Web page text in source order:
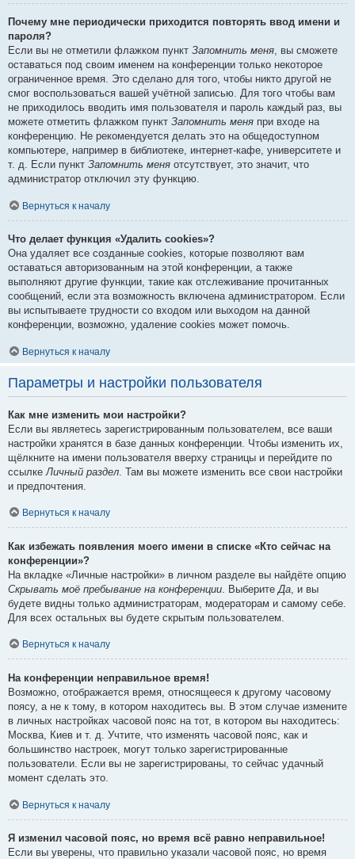
Почему мне периодически приходится повторять ввод имени и
пароля?
Если вы не отметили флажком пункт Запомнить меня, вы сможете
оставаться под своим именем на конференции только некоторое
ограниченное время. Это сделано для того, чтобы никто другой не
смог воспользоваться вашей учётной записью. Для того чтобы вам
не приходилось вводить имя пользователя и пароль каждый раз, вы
можете отметить флажком пункт Запомнить меня при входе на
конференцию. Не рекомендуется делать это на общедоступном
компьютере, например в библиотеке, интернет-кафе, университете и
т. д. Если пункт Запомнить меня отсутствует, это значит, что
администратор отключил эту функцию.
Вернуться к началу
Что делает функция «Удалить cookies»?
Она удаляет все созданные cookies, которые позволяют вам
оставаться авторизованным на этой конференции, а также
выполняют другие функции, такие как отслеживание прочитанных
сообщений, если эта возможность включена администратором. Если
вы испытываете трудности со входом или выходом на данной
конференции, возможно, удаление cookies может помочь.
Вернуться к началу
Параметры и настройки пользователя
Как мне изменить мои настройки?
Если вы являетесь зарегистрированным пользователем, все ваши
настройки хранятся в базе данных конференции. Чтобы изменить их,
щёлкните на имени пользователя вверху страницы и перейдите по
ссылке Личный раздел . Там вы можете изменить все свои настройки
и предпочтения.
Вернуться к началу
Как избежать появления моего имени в списке «Кто сейчас на
конференции»?
На вкладке «Личные настройки» в личном разделе вы найдёте опцию
Скрывать моё пребывание на конференции . Выберите Да , и вы
будете видны только администраторам, модераторам и самому себе.
Для всех остальных вы будете скрытым пользователем.
Вернуться к началу
На конференции неправильное время!
Возможно, отображается время, относящееся к другому часовому
поясу, а не к тому, в котором находитесь вы. В этом случае измените
в личных настройках часовой пояс на тот, в котором вы находитесь:
Москва, Киев и т. д. Учтите, что изменять часовой пояс, как и
большинство настроек, могут только зарегистрированные
пользователи. Если вы не зарегистрированы, то сейчас удачный
момент сделать это.
Вернуться к началу
Я изменил часовой пояс, но время всё равно неправильное!
Если вы уверены, что правильно указали часовой пояс, но время